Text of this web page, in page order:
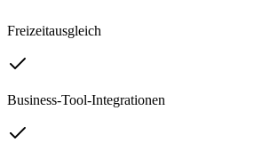
Freizeitausgleich
Business-Tool-Integrationen